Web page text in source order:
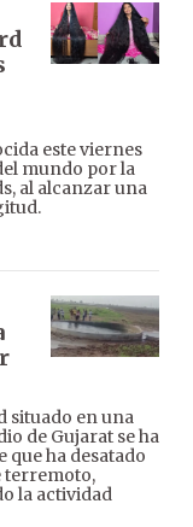
este viernes
mundo por la
al alcanzar una
situado en una
de Gujarat se ha
ha desatado
terremoto,
la actividad